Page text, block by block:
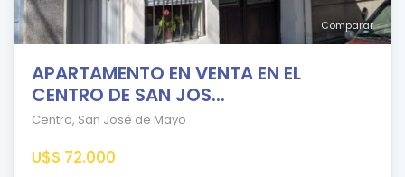
Comparar
APARTAMENTO EN VENTA EN EL
CENTRO DE SAN JOS...
Centro, San José de Mayo
U$S 72.000